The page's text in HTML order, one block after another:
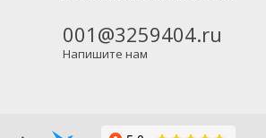
001@3259404.ru
Напишите нам